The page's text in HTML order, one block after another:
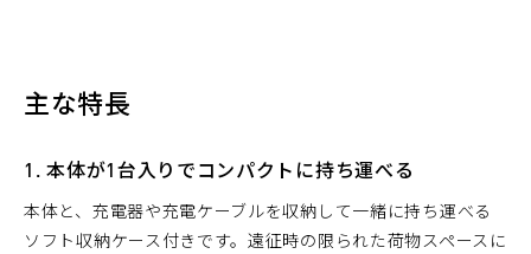
主な特長
1. 本体が1台入りでコンパクトに持ち運べる
本体と、充電器や充電ケーブルを収納して一緒に持ち運べる
ソフト収納ケース付きです。遠征時の限られた荷物スペースに